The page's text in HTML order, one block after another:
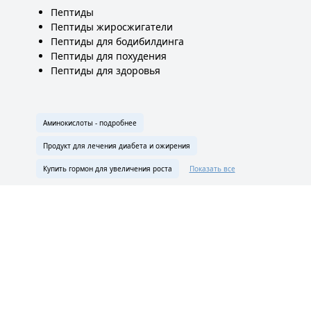
Пептиды
Пептиды жиросжигатели
Пептиды для бодибилдинга
Пептиды для похудения
Пептиды для здоровья
Аминокислоты - подробнее
Продукт для лечения диабета и ожирения
Купить гормон для увеличения роста Показать все